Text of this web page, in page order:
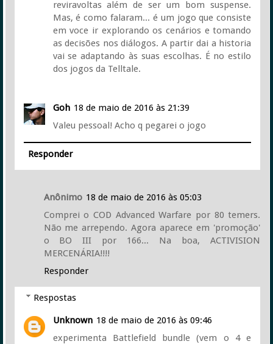
reviravoltas além de ser um bom suspense.
Mas, é como falaram... é um jogo que consiste
em voce ir explorando os cenários e tomando
as decisões nos diálogos. A partir dai a historia
vai se adaptando às suas escolhas. É no estilo
dos jogos da Telltale.
Goh 18 de maio de 2016 às 21:39
Valeu pessoal! Acho q pegarei o jogo
Responder
Anônimo 18 de maio de 2016 às 05:03
Comprei o COD Advanced Warfare por 80 temers.
Não me arrependo. Agora aparece em 'promoção'
o BO III por 166... Na boa, ACTIVISION
MERCENÁRIA!!!!
Responder
Respostas
Unknown 18 de maio de 2016 às 09:46
experimenta Battlefield bundle (vem o 4 e